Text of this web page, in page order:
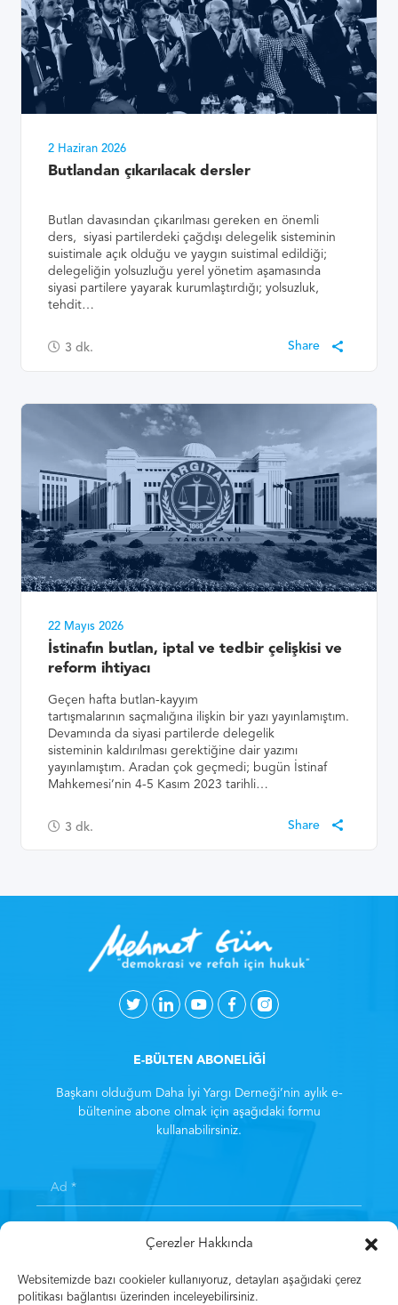
Çerezler Hakkında
Websitemizde bazı cookieler kullanıyoruz, detayları aşağıdaki çerez
politikası bağlantısı üzerinden inceleyebilirsiniz.
2 Haziran 2026
Butlandan çıkarılacak dersler
Butlan davasından çıkarılması gereken en önemli
ders, siyasi partilerdeki çağdışı delegelik sisteminin
suistimale açık olduğu ve yaygın suistimal edildiği;
delegeliğin yolsuzluğu yerel yönetim aşamasında
siyasi partilere yayarak kurumlaştırdığı; yolsuzluk,
tehdit…
3 dk.
22 Mayıs 2026
İstinafın butlan, iptal ve tedbir çelişkisi ve
reform ihtiyacı
Geçen hafta butlan-kayyım
tartışmalarının saçmalığına ilişkin bir yazı yayınlamıştım.
Devamında da siyasi partilerde delegelik
sisteminin kaldırılması gerektiğine dair yazımı
yayınlamıştım. Aradan çok geçmedi; bugün İstinaf
Mahkemesi’nin 4-5 Kasım 2023 tarihli…
3 dk.
E-BÜLTEN ABONELİĞİ
Başkanı olduğum Daha İyi Yargı Derneği’nin aylık e-
bültenine abone olmak için aşağıdaki formu
kullanabilirsiniz.